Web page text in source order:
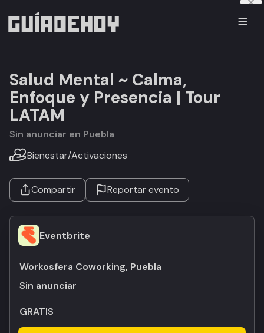
Salud Mental ~ Calma,
Enfoque y Presencia | Tour
LATAM
Sin anunciar en Puebla
Bienestar/Activaciones
Compartir Reportar evento
Eventbrite
Workosfera Coworking, Puebla
Sin anunciar
GRATIS